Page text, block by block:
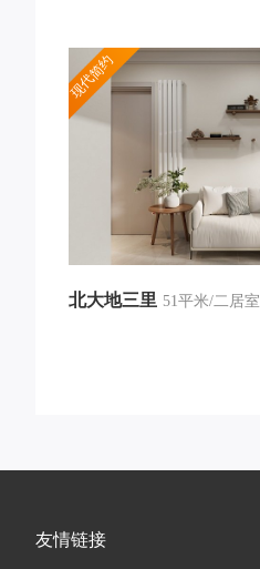
现代简约
北大地三里 51平米/二居室
友情链接